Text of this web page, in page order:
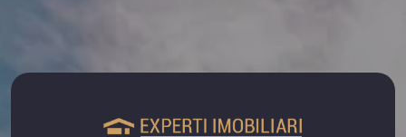
Spatii birouri de inchiriat
Spatii birouri de inchiriat in Constanta Trocadero